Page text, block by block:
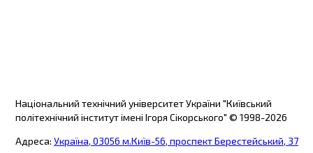
Національний технічний університет України "Київський
політехнічний інститут імені Ігоря Сікорського" © 1998-2026
Адреса: Україна, 03056 м.Київ-56, проспект Берестейський, 37